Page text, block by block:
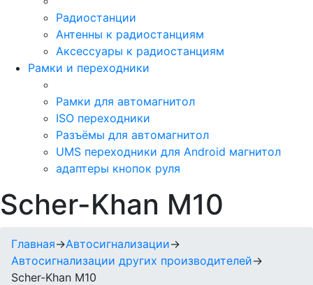
Радиостанции
Антенны к радиостанциям
Аксессуары к радиостанциям
Рамки и переходники
Рамки для автомагнитол
ISO переходники
Разъёмы для автомагнитол
UMS переходники для Android магнитол
адаптеры кнопок руля
Scher-Khan M10
Главная→Автосигнализации→
Автосигнализации других производителей→
Scher-Khan M10